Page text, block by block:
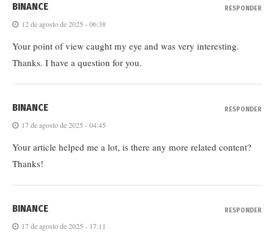
BINANCE
12 de agosto de 2025 - 06:38
Your point of view caught my eye and was very interesting.
Thanks. I have a question for you.
RESPONDER
BINANCE
17 de agosto de 2025 - 04:45
Your article helped me a lot, is there any more related content?
Thanks!
RESPONDER
BINANCE
17 de agosto de 2025 - 17:11
RESPONDER